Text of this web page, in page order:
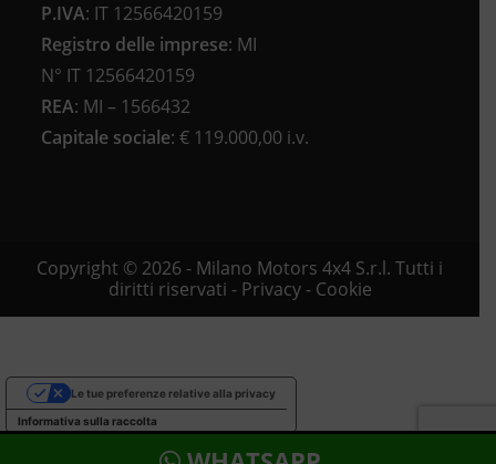
P.IVA: IT 12566420159
Registro delle imprese: MI
N° IT 12566420159
REA: MI – 1566432
Capitale sociale: € 119.000,00 i.v.
Copyright © 2026 - Milano Motors 4x4 S.r.l. Tutti i
diritti riservati - Privacy- Cookie
Informativa sulla raccolta
Le tue preferenze relative alla privacy